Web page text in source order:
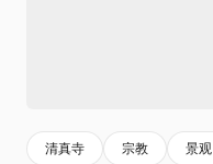
清真寺 宗教 景观